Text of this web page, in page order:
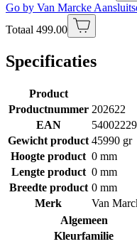
Go by Van Marcke
Totaal 499.00
Specificaties
Product
Productnummer 202622
EAN
Gewicht product 45990 gr
Hoogte product 0 mm
Lengte product 0 mm
Breedte product 0 mm
Merk
Van
Algemeen
Kleurfamilie